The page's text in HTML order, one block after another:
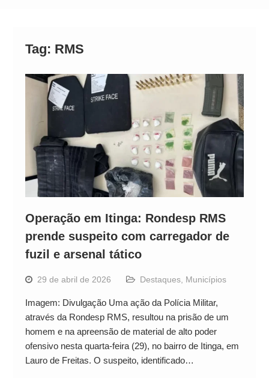
Tag: RMS
Operação em Itinga: Rondesp RMS
prende suspeito com carregador de
fuzil e arsenal tático
29 de abril de 2026 Destaques, Municípios
Imagem: Divulgação Uma ação da Polícia Militar,
através da Rondesp RMS, resultou na prisão de um
homem e na apreensão de material de alto poder
ofensivo nesta quarta-feira (29), no bairro de Itinga, em
Lauro de Freitas. O suspeito, identificado…